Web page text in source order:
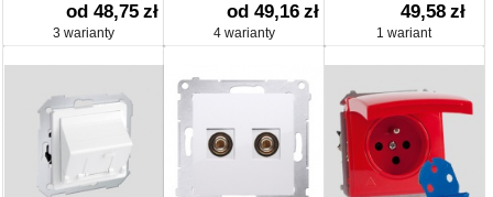
od 48,75 zł
3 warianty
od 49,16 zł
4 warianty
49,58 zł
1 wariant